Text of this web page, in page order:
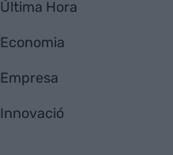
Última Hora
Economia
Empresa
Innovació